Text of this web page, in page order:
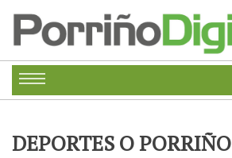
DEPORTES O PORRIÑO